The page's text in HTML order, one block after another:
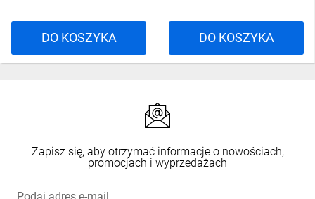
DO KOSZYKA DO KOSZYKA
Zapisz się, aby otrzymać informacje o nowościach,
promocjach i wyprzedażach